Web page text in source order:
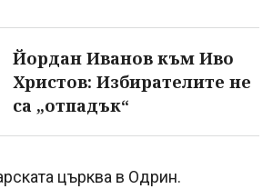
Йордан Иванов към Иво
Христов: Избирателите не
са „отпадък“
църква в Одрин.